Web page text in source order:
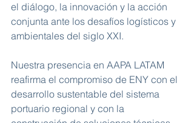
el diálogo, la innovación y la acción
conjunta ante los desafíos logísticos y
ambientales del siglo XXI.
Nuestra presencia en AAPA LATAM
reafirma el compromiso de ENY con el
desarrollo sustentable del sistema
portuario regional y con la